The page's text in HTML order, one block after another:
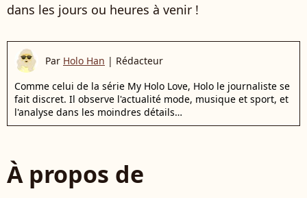
dans les jours ou heures à venir !
Par Holo Han | Rédacteur
Comme celui de la série My Holo Love, Holo le journaliste se
fait discret. Il observe l'actualité mode, musique et sport, et
l'analyse dans les moindres détails…
À propos de